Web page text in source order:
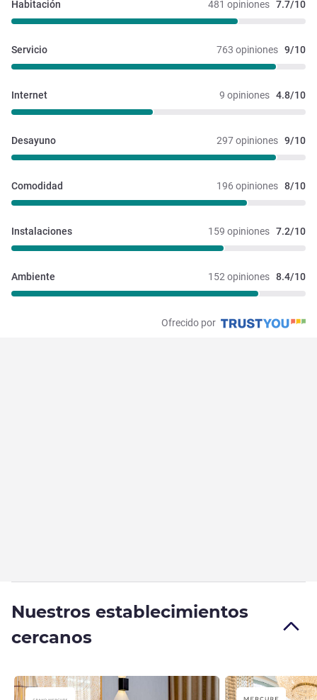
481 opiniones 7.7/10
Habitación
763 opiniones 9/10
Servicio
9 opiniones 4.8/10
Internet
297 opiniones 9/10
Desayuno
196 opiniones 8/10
Comodidad
159 opiniones 7.2/10
Instalaciones
152 opiniones 8.4/10
Ambiente
Ofrecido por
Nuestros establecimientos
cercanos